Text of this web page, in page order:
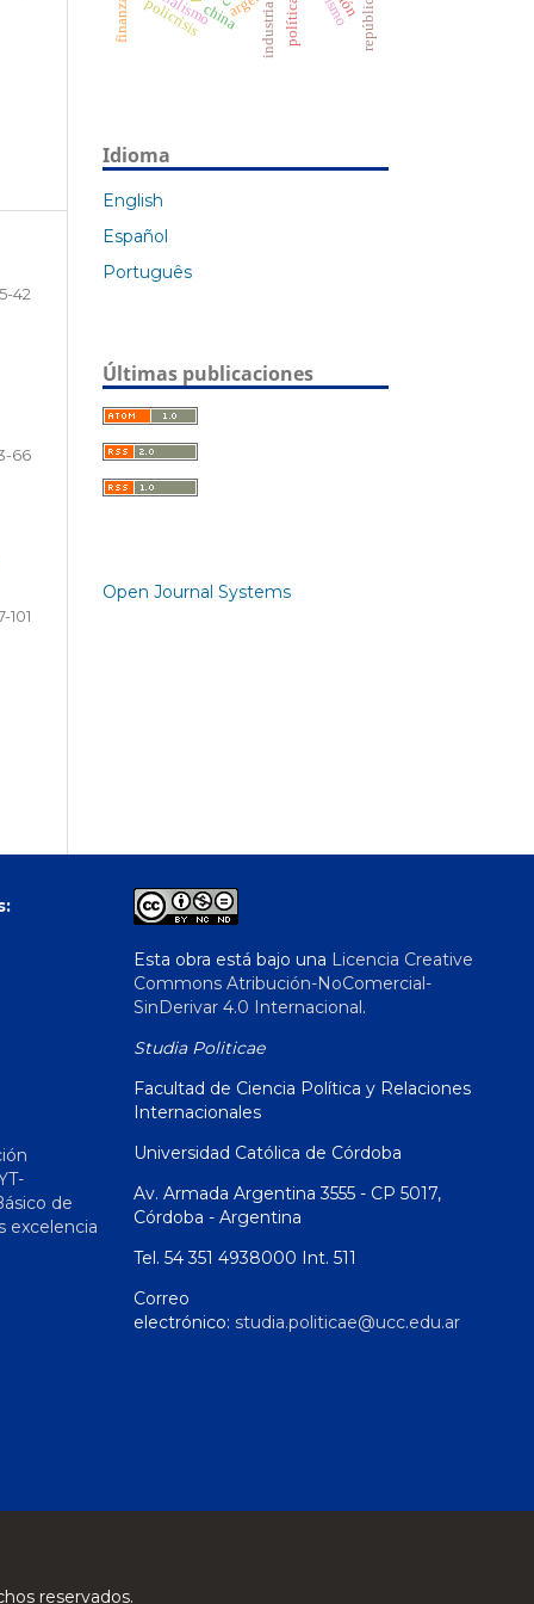
42
66
101
policrisischina industria
Idioma
English
Español
Português
Últimas publicaciones
Open Journal Systems
de
excelencia
Esta obra está bajo una Licencia Creative
Commons Atribución-NoComercial-
SinDerivar 4.0 Internacional .
Studia Politicae
Facultad de Ciencia Política y Relaciones
Internacionales
Universidad Católica de Córdoba
Av. Armada Argentina 3555 - CP 5017,
Córdoba - Argentina
Tel. 54 351 4938000 Int. 511
Correo
electrónico: studia.politicae@ucc.edu.ar
reservados.